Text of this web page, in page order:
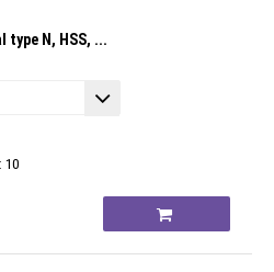
type N, HSS, ...
10